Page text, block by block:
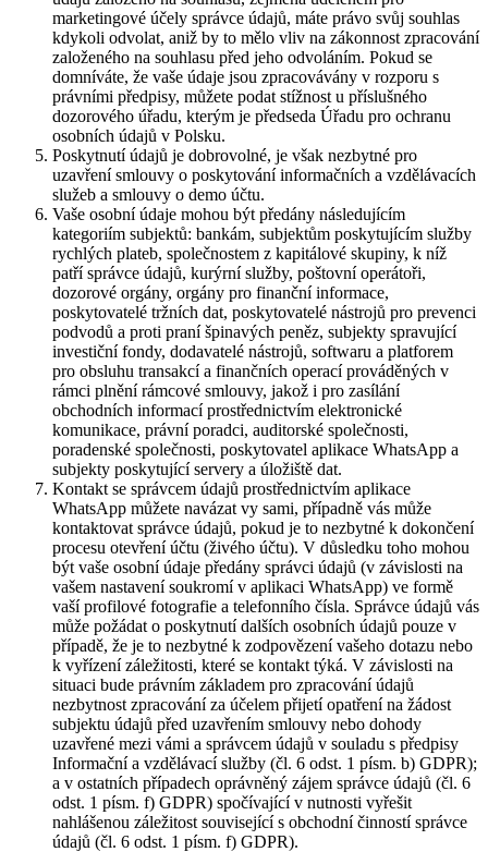
marketingové účely správce údajů, máte právo svůj souhlas
kdykoli odvolat, aniž by to mělo vliv na zákonnost zpracování
založeného na souhlasu před jeho odvoláním. Pokud se
domníváte, že vaše údaje jsou zpracovávány v rozporu s
právními předpisy, můžete podat stížnost u příslušného
dozorového úřadu, kterým je předseda Úřadu pro ochranu
osobních údajů v Polsku.
Poskytnutí údajů je dobrovolné, je však nezbytné pro
uzavření smlouvy o poskytování informačních a vzdělávacích
služeb a smlouvy o demo účtu.
Vaše osobní údaje mohou být předány následujícím
kategoriím subjektů: bankám, subjektům poskytujícím služby
rychlých plateb, společnostem z kapitálové skupiny, k níž
patří správce údajů, kurýrní služby, poštovní operátoři,
dozorové orgány, orgány pro finanční informace,
poskytovatelé tržních dat, poskytovatelé nástrojů pro prevenci
podvodů a proti praní špinavých peněz, subjekty spravující
investiční fondy, dodavatelé nástrojů, softwaru a platforem
pro obsluhu transakcí a finančních operací prováděných v
rámci plnění rámcové smlouvy, jakož i pro zasílání
obchodních informací prostřednictvím elektronické
komunikace, právní poradci, auditorské společnosti,
poradenské společnosti, poskytovatel aplikace WhatsApp a
subjekty poskytující servery a úložiště dat.
Kontakt se správcem údajů prostřednictvím aplikace
WhatsApp můžete navázat vy sami, případně vás může
kontaktovat správce údajů, pokud je to nezbytné k dokončení
procesu otevření účtu (živého účtu). V důsledku toho mohou
být vaše osobní údaje předány správci údajů (v závislosti na
vašem nastavení soukromí v aplikaci WhatsApp) ve formě
vaší profilové fotografie a telefonního čísla. Správce údajů vás
může požádat o poskytnutí dalších osobních údajů pouze v
případě, že je to nezbytné k zodpovězení vašeho dotazu nebo
k vyřízení záležitosti, které se kontakt týká. V závislosti na
situaci bude právním základem pro zpracování údajů
nezbytnost zpracování za účelem přijetí opatření na žádost
subjektu údajů před uzavřením smlouvy nebo dohody
uzavřené mezi vámi a správcem údajů v souladu s předpisy
Informační a vzdělávací služby (čl. 6 odst. 1 písm. b) GDPR);
a v ostatních případech oprávněný zájem správce údajů (čl. 6
odst. 1 písm. f) GDPR) spočívající v nutnosti vyřešit
nahlášenou záležitost související s obchodní činností správce
údajů (čl. 6 odst. 1 písm. f) GDPR).